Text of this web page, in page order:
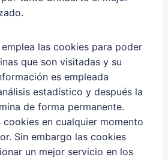
las cookies para poder
que son visitadas y su
es empleada
estadístico y después la
de forma permanente.
cookies en cualquier momento
Sin embargo las cookies
un mejor servicio en los